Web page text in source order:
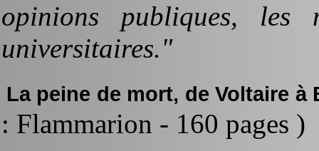
opinions publiques, les
universitaires."
La peine de mort, de Voltaire
: Flammarion - 160 pages )